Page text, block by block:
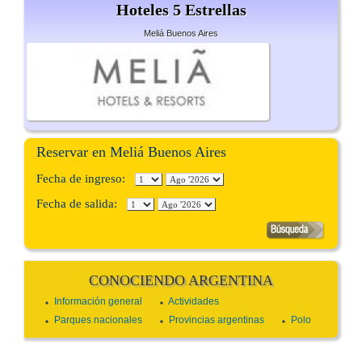
Hoteles 5 Estrellas
Meliá Buenos Aires
Reservar en Meliá Buenos Aires
Fecha de ingreso:
Fecha de salida:
CONOCIENDO ARGENTINA
Información general
Actividades
Parques nacionales
Provincias argentinas Polo